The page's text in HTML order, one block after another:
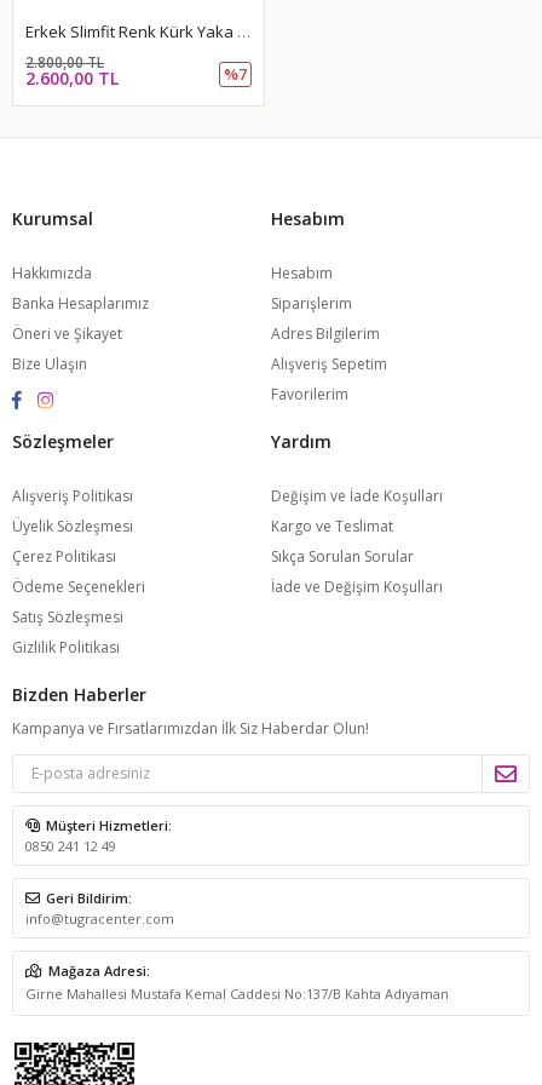
Erkek Slimfit Renk Kürk Yaka Mont-Hardal
2.600,00 TL
2.800,00 TL
%7
Kurumsal
Hakkımızda
Banka Hesaplarımız
Öneri ve Şikayet
Bize Ulaşın
Hesabım
Hesabım
Siparişlerim
Adres Bilgilerim
Alışveriş Sepetim
Favorilerim
Sözleşmeler
Alışveriş Politikası
Üyelik Sözleşmesi
Çerez Politikası
Ödeme Seçenekleri
Satış Sözleşmesi
Gizlilik Politikası
Yardım
Değişim ve İade Koşulları
Kargo ve Teslimat
Sıkça Sorulan Sorular
İade ve Değişim Koşulları
Bizden Haberler
Kampanya ve Fırsatlarımızdan İlk Siz Haberdar Olun!
Müşteri Hizmetleri:
0850 241 12 49
Geri Bildirim:
info@tugracenter.com
Mağaza Adresi:
Girne Mahallesi Mustafa Kemal Caddesi No:137/B Kahta Adıyaman